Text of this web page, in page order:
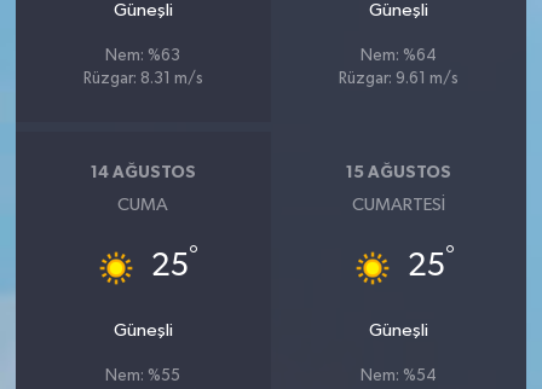
Güneşli
Nem: %63
Rüzgar: 8.31 m/s
Güneşli
Nem: %64
Rüzgar: 9.61 m/s
14 AĞUSTOS
CUMA
25°
Güneşli
Nem: %55
15 AĞUSTOS
CUMARTESI
25°
Güneşli
Nem: %54